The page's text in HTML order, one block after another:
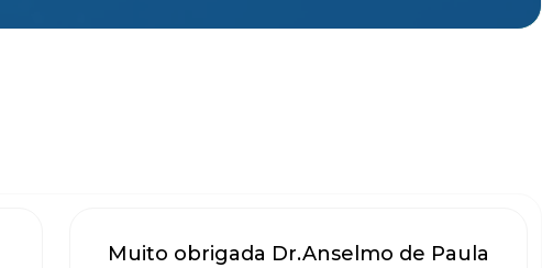
Muito obrigada Dr.Anselmo de Paula